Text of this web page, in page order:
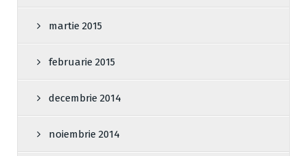
martie 2015
februarie 2015
decembrie 2014
noiembrie 2014